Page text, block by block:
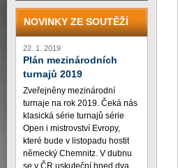
NOVINKY ZE SOUTĚŽÍ
22. 1. 2019
Plán mezinárodních
turnajů 2019
Zveřejněny mezinárodní
turnaje na rok 2019. Čeká nás
klasická série turnajů série
Open i mistrovství Evropy,
které bude v listopadu hostit
německý Chemnitz. V dubnu